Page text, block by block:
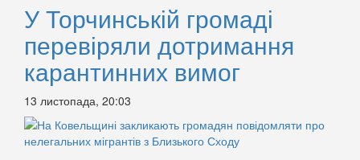
У Торчинській громаді
перевіряли дотримання
карантинних вимог
13 листопада, 20:03